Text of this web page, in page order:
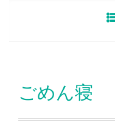
ごめん寝